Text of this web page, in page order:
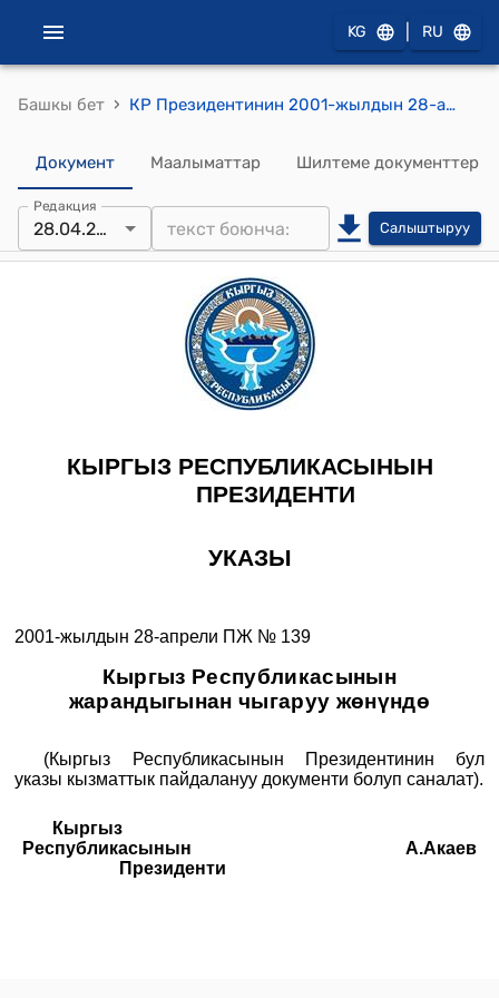
KG RU
Башкы бет › КР Президентинин 2001-жылдын 28-апрелиндеги ПЖ № 139 "Кыргыз Республикасынын жарандыгынан чыгаруу жөнүндө" Указы
Документ Маалыматтар Шилтеме документтер
Редакция
28.04.2001 Салыштыруу